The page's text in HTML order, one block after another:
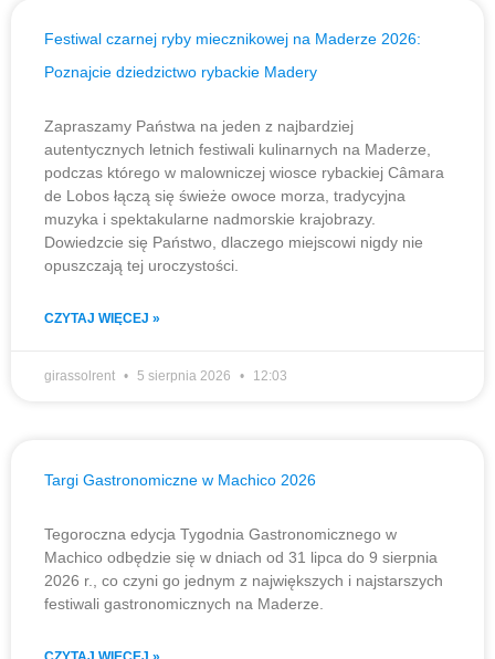
Festiwal czarnej ryby miecznikowej na Maderze 2026:
Poznajcie dziedzictwo rybackie Madery
Zapraszamy Państwa na jeden z najbardziej
autentycznych letnich festiwali kulinarnych na Maderze,
podczas którego w malowniczej wiosce rybackiej Câmara
de Lobos łączą się świeże owoce morza, tradycyjna
muzyka i spektakularne nadmorskie krajobrazy.
Dowiedzcie się Państwo, dlaczego miejscowi nigdy nie
opuszczają tej uroczystości.
CZYTAJ WIĘCEJ »
girassolrent 5 sierpnia 2026 12:03
Targi Gastronomiczne w Machico 2026
Tegoroczna edycja Tygodnia Gastronomicznego w
Machico odbędzie się w dniach od 31 lipca do 9 sierpnia
2026 r., co czyni go jednym z największych i najstarszych
festiwali gastronomicznych na Maderze.